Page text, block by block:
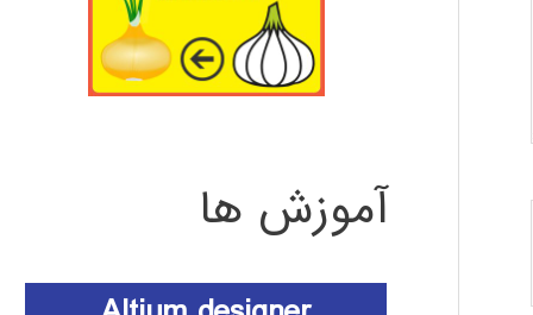
آموزش ها